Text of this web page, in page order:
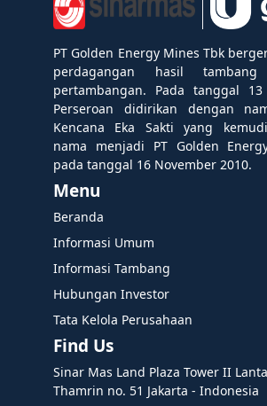
PT Golden Energy Mines Tbk
perdagangan hasil
pertambangan. Pada tanggal
Perseroan didirikan dengan
Kencana Eka Sakti yang
nama menjadi PT Golden
pada tanggal 16 November 2010.
Menu
Beranda
Informasi Umum
Informasi Tambang
Hubungan Investor
Tata Kelola Perusahaan
Find Us
Sinar Mas Land Plaza Tower II
Thamrin no. 51 Jakarta - Indonesia